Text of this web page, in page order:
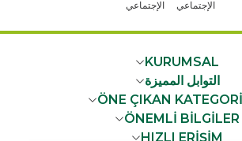
KURUMSAL
التوابل المميزة
ÖNE ÇIKAN
ÖNEMLİ BİLGİLER
HIZLI ERİŞİM